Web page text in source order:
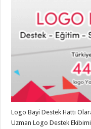
Logo Bayi Destek Hattı
Uzman Logo Destek